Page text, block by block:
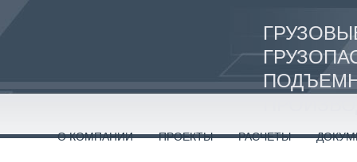
О КОМПАНИИ ПРОЕКТЫ РАСЧЕТЫ